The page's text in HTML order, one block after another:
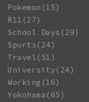
Pokemon(15)
R11(27)
School Days(29)
Sports(24)
Travel(51)
University(24)
Working(16)
Yokohama(65)